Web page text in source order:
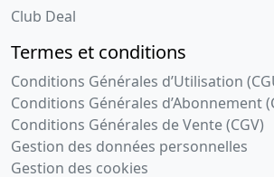
Club Deal
Termes et conditions
Conditions Générales d’Utilisation
Conditions Générales d’Abonnement
Conditions Générales de Vente (CGV)
Gestion des données personnelles
Gestion des cookies